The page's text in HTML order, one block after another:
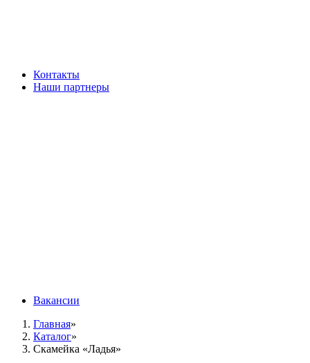
Контакты
Наши партнеры
Вакансии
Главная»
Каталог»
Скамейка «Ладья»